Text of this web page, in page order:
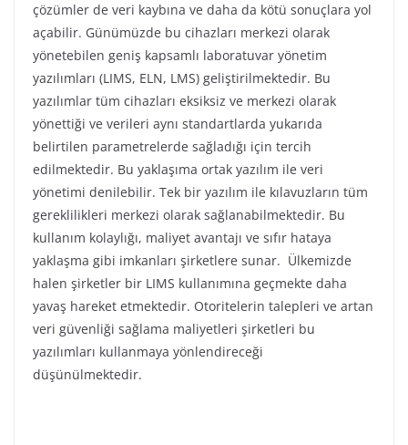
çözümler de veri kaybına ve daha da kötü sonuçlara yol
açabilir. Günümüzde bu cihazları merkezi olarak
yönetebilen geniş kapsamlı laboratuvar yönetim
yazılımları (LIMS, ELN, LMS) geliştirilmektedir. Bu
yazılımlar tüm cihazları eksiksiz ve merkezi olarak
yönettiği ve verileri aynı standartlarda yukarıda
belirtilen parametrelerde sağladığı için tercih
edilmektedir. Bu yaklaşıma ortak yazılım ile veri
yönetimi denilebilir. Tek bir yazılım ile kılavuzların tüm
gereklilikleri merkezi olarak sağlanabilmektedir. Bu
kullanım kolaylığı, maliyet avantajı ve sıfır hataya
yaklaşma gibi imkanları şirketlere sunar. Ülkemizde
halen şirketler bir LIMS kullanımına geçmekte daha
yavaş hareket etmektedir. Otoritelerin talepleri ve artan
veri güvenliği sağlama maliyetleri şirketleri bu
yazılımları kullanmaya yönlendireceği
düşünülmektedir.